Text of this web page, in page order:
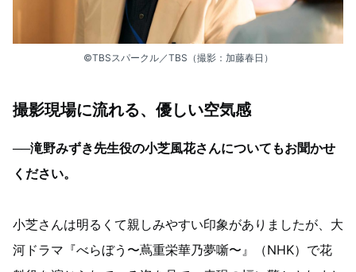
©TBSスパークル／TBS（撮影：加藤春日）
撮影現場に流れる、優しい空気感
──滝野みずき先生役の小芝風花さんについてもお聞かせ
ください。
小芝さんは明るくて親しみやすい印象がありましたが、大
河ドラマ『べらぼう〜蔦重栄華乃夢噺〜』（NHK）で花